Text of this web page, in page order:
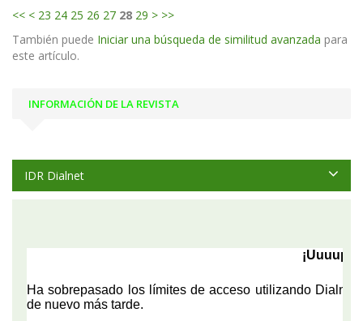
<< < 23 24 25 26 27 28 29 > >>
También puede Iniciar una búsqueda de similitud avanzada para
este artículo.
INFORMACIÓN DE LA REVISTA
IDR Dialnet